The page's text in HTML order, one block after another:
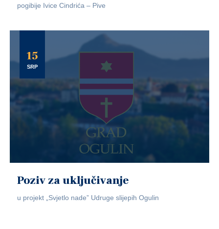
pogibije Ivice Cindrića – Pive
15
SRP
Poziv za uključivanje
u projekt „Svjetlo nade” Udruge slijepih Ogulin